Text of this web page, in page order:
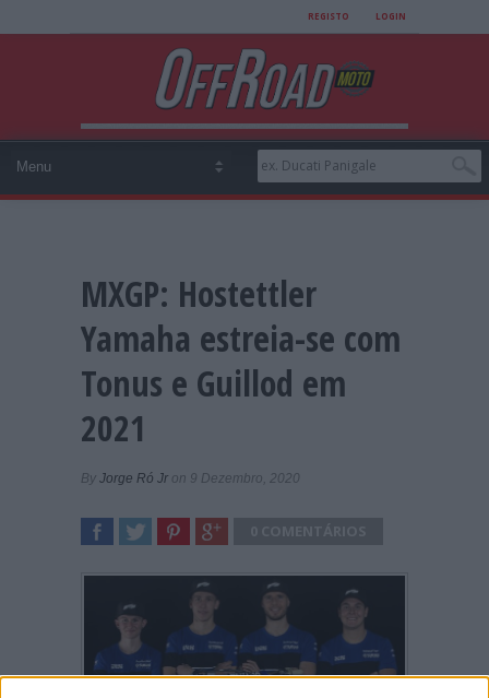
REGISTO LOGIN
MXGP: Hostettler
Yamaha estreia-se com
Tonus e Guillod em
2021
By Jorge Ró Jr on 9 Dezembro, 2020